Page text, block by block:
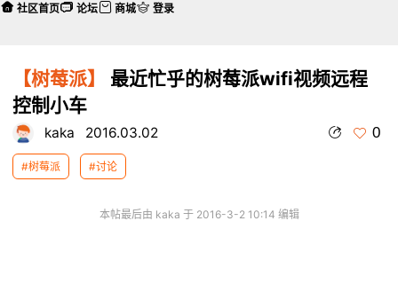
【树莓派】
最近忙乎的树莓派wifi视频远程
控制小车
kaka 2016.03.02 0
#树莓派 #讨论
本帖最后由 kaka 于 2016-3-2 10:14 编辑
社区首页 论坛 商城 登录